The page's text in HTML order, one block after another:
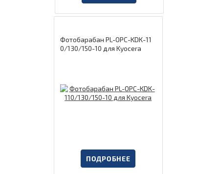
Фотобарабан PL-OPC-KDK-11
0/130/150-10 для Kyocera
ПОДРОБНЕЕ